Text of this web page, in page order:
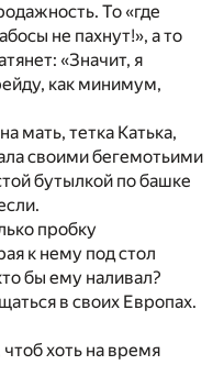
То «где
не пахнут!», а то
«Значит, я
как минимум,
мать, тетка Катька,
своими бегемотьими
бутылкой по башке
пробку
к нему под стол
бы ему наливал?
в своих Европах.
хоть на время